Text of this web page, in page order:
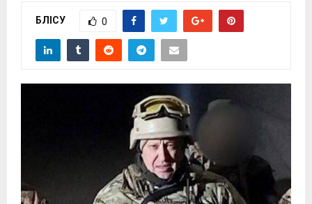
БӨЛІСУ 0